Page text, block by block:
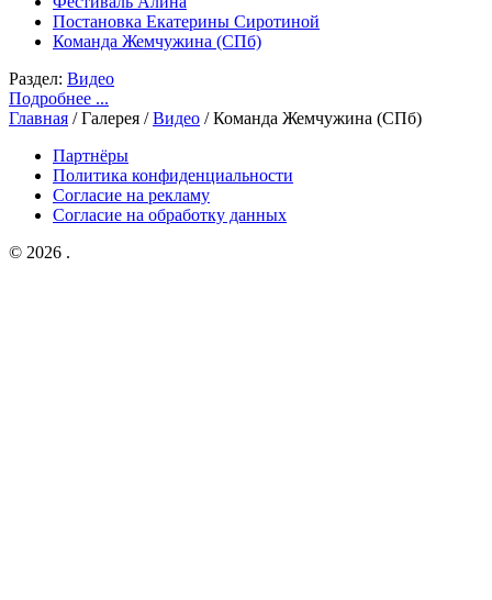
Постановка Екатерины Сиротиной
Команда Жемчужина (СПб)
Раздел: Видео
Подробнее ...
Главная /Галерея /Видео /Команда Жемчужина (СПб)
Партнёры
Политика конфиденциальности
Согласие на рекламу
Согласие на обработку данных
© 2026 .